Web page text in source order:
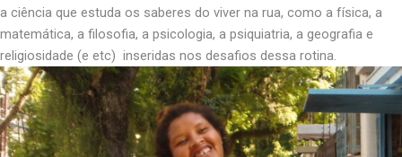
a ciência que estuda os saberes do viver na rua, como a física, a
matemática, a filosofia, a psicologia, a psiquiatria, a geografia e
religiosidade (e etc) inseridas nos desafios dessa rotina.